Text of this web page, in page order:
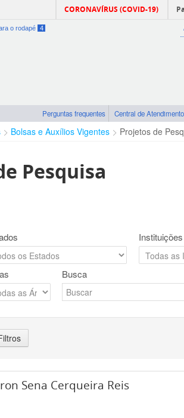
CORONAVÍRUS (COVID-19)
o rodapé 4
Perguntas frequentes Central de Atendimento
Bolsas e Auxílios Vigentes Projetos de
Pesquisa
Instituições
Busca
Sena Cerqueira Reis